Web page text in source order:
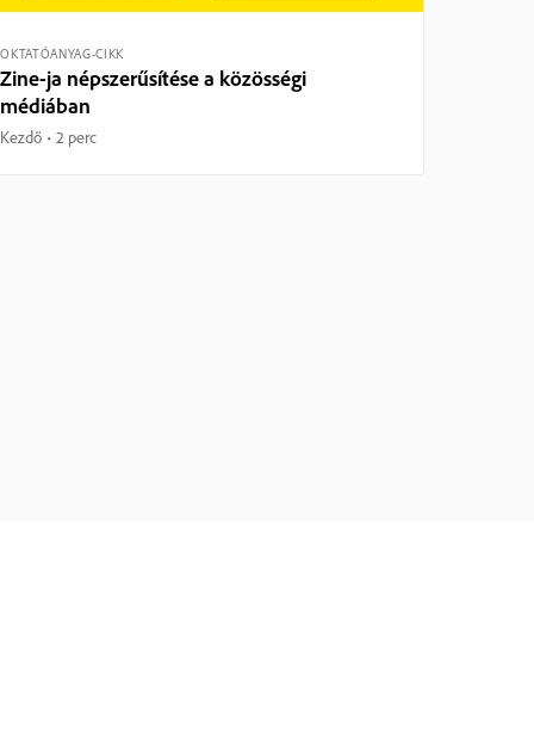
OKTATÓANYAG-CIKK
Zine-ja népszerűsítése a közösségi
médiában
Kezdő 2 perc